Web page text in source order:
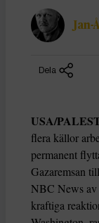
Dela
USA/
flera källor
permanent
Gazaremsan
NBC News av
kraftiga